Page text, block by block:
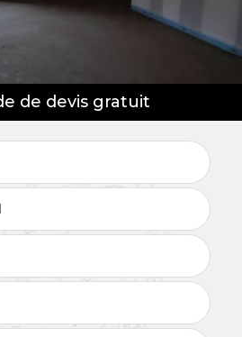
de devis gratuit